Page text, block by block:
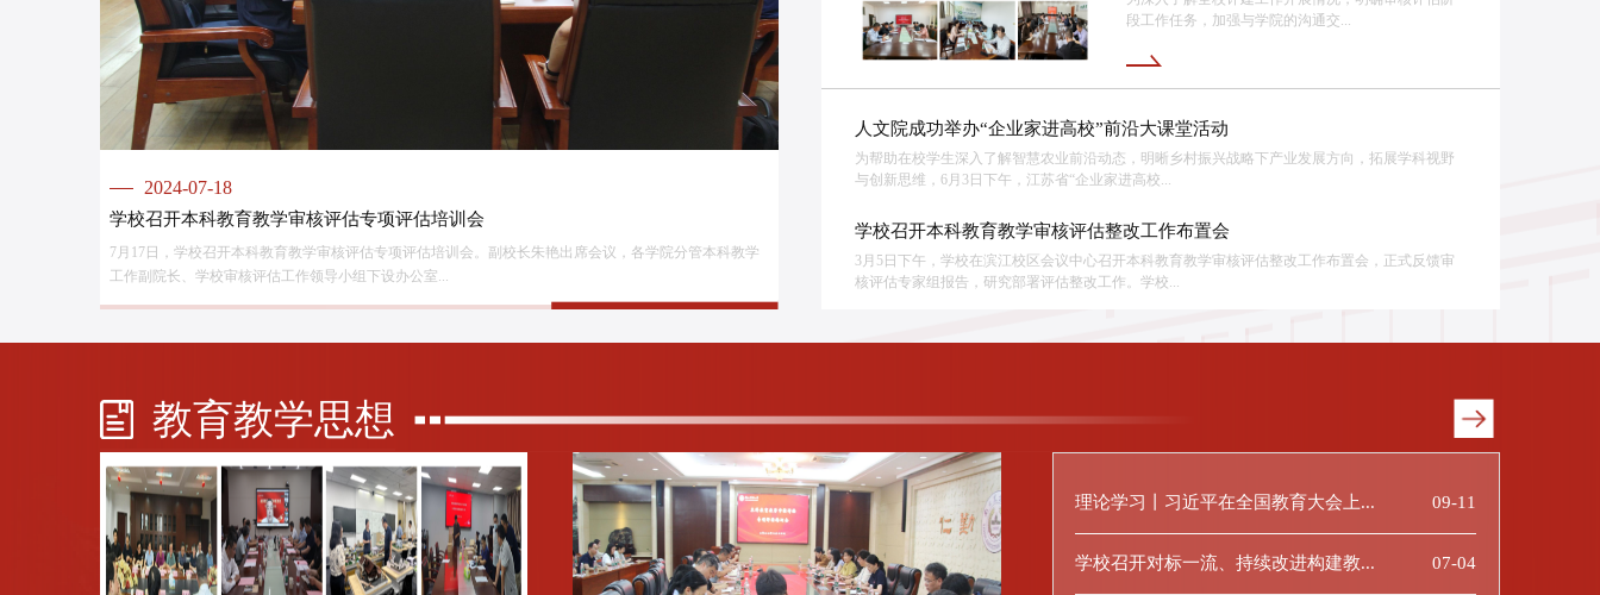
2024-07-18
学校召开本科教育教学审核评估专项评估培训会
7月17日，学校召开本科教育教学审核评估专项评估培训会。副校长朱艳出席会议，各学院分管本科教学
工作副院长、学校审核评估工作领导小组下设办公室...
2024-09-09
自评自建抓落实 凝心聚力创一流——学校顺利完成本科教育教学...
为进一步推进本科教育教学审核评估工作的实施，深入剖析存在的问题与短板，南京农业大学于暑期成功
开展了本科教育教学审核评估专项评估工作。此次...
2024-08-29
信息管理学院顺利开展本科教育教学审核评估专项评估工作
在学校评建办的要求和指导下，结合学院实际，8月22日-28日学院开展本科教育教学审核评估专项评估工
作，并邀请南京林业大学教务处处长蒋玲、东南大...
2024-07-18
学校召开本科教育教学审核评估专项评估培训会
7月17日，学校召开本科教育教学审核评估专项评估培训会。副校长朱艳出席会议，各学院分管本科教学
工作副院长、学校审核评估工作领导小组下设办公室...
2024-09-09
自评自建抓落实 凝心聚力创一流——学校顺利完成本科教育教学...
为进一步推进本科教育教学审核评估工作的实施，深入剖析存在的问题与短板，南京农业大学于暑期成功
开展了本科教育教学审核评估专项评估工作。此次...
段工作任务，加强与学院的沟通交...
人文院成功举办“企业家进高校”前沿大课堂活动
为帮助在校学生深入了解智慧农业前沿动态，明晰乡村振兴战略下产业发展方向，拓展学科视野
与创新思维，6月3日下午，江苏省“企业家进高校...
学校召开本科教育教学审核评估整改工作布置会
3月5日下午，学校在滨江校区会议中心召开本科教育教学审核评估整改工作布置会，正式反馈审
核评估专家组报告，研究部署评估整改工作。学校...
教育教学思想
理论学习丨习近平在全国教育大会上... 09-11
学校召开对标一流、持续改进构建教... 07-04